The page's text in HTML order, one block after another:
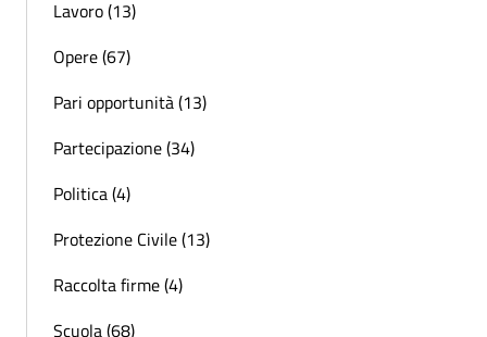
Lavoro (13)
Opere (67)
Pari opportunità (13)
Partecipazione (34)
Politica (4)
Protezione Civile (13)
Raccolta firme (4)
Scuola (68)